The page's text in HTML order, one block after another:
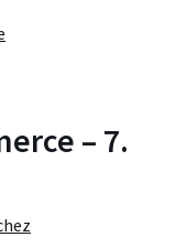
– 7.